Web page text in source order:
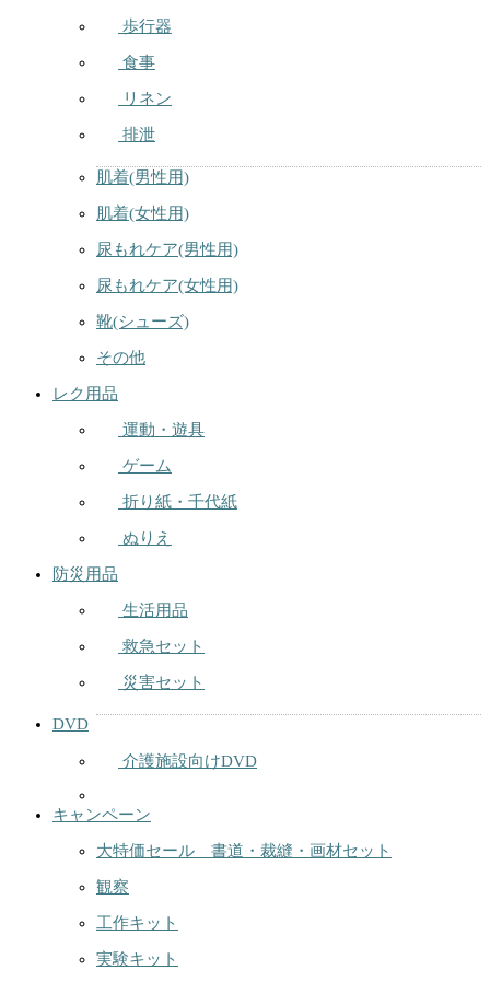
歩行器
食事
リネン
排泄
肌着(男性用)
肌着(女性用)
尿もれケア(男性用)
尿もれケア(女性用)
靴(シューズ)
その他
レク用品
運動・遊具
ゲーム
折り紙・千代紙
ぬりえ
防災用品
生活用品
救急セット
災害セット
DVD
介護施設向けDVD
キャンペーン
大特価セール 書道・裁縫・画材セット
観察
工作キット
実験キット